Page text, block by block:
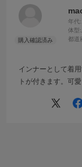
年代:
体型:
都道
インナーとして着
トが付きます。可